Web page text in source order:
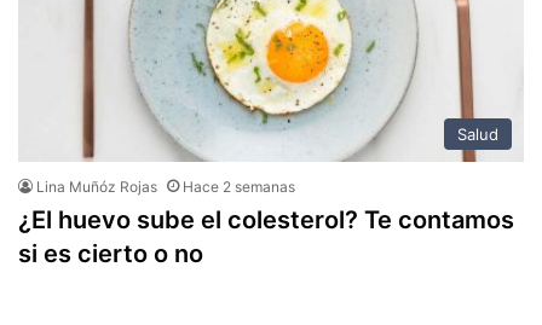
Salud
Lina Muñóz Rojas Hace 2 semanas
¿El huevo sube el colesterol? Te contamos
si es cierto o no